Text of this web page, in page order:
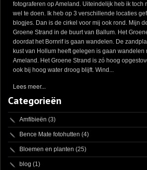
fotograferen op Ameland. Uiteindelijk heb ik toch
wel te doen. Ik heb op 3 verschillende locaties
blogjes. Dan is de cirkel voor mij ook rond. Mijn
Groene Strand in de buurt van Ballum. Het
doordat het Bornrif is gaan wandelen. De
kust van Hollum heeft gelegen is gaan wandelen
Ameland. Het Groene Strand is zó hoog
ook bij hoog water droog blijft. Wind...
Lees meer...
Categorieën
Amfibieën (3)
Bence Mate fotohutten (4)
Bloemen en planten (25)
blog (1)